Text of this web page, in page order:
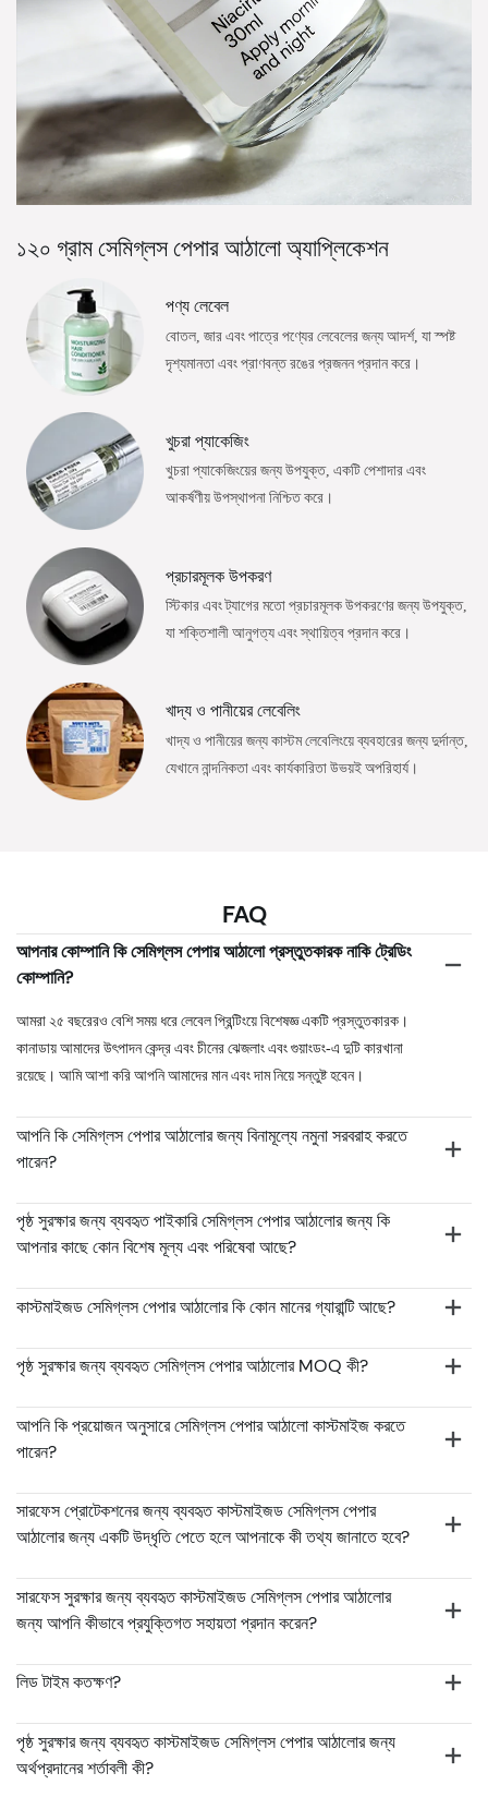
১২০ গ্রাম সেমিগ্লস পেপার আঠালো অ্যাপ্লিকেশন
পণ্য লেবেল
বোতল, জার এবং পাত্রে পণ্যের লেবেলের জন্য আদর্শ, যা স্পষ্ট
দৃশ্যমানতা এবং প্রাণবন্ত রঙের প্রজনন প্রদান করে।
খুচরা প্যাকেজিং
খুচরা প্যাকেজিংয়ের জন্য উপযুক্ত, একটি পেশাদার এবং
আকর্ষণীয় উপস্থাপনা নিশ্চিত করে।
প্রচারমূলক উপকরণ
স্টিকার এবং ট্যাগের মতো প্রচারমূলক উপকরণের জন্য উপযুক্ত,
যা শক্তিশালী আনুগত্য এবং স্থায়িত্ব প্রদান করে।
খাদ্য ও পানীয়ের লেবেলিং
খাদ্য ও পানীয়ের জন্য কাস্টম লেবেলিংয়ে ব্যবহারের জন্য দুর্দান্ত,
যেখানে নান্দনিকতা এবং কার্যকারিতা উভয়ই অপরিহার্য।
FAQ
আপনার কোম্পানি কি সেমিগ্লস পেপার আঠালো প্রস্তুতকারক নাকি ট্রেডিং
কোম্পানি?
আমরা ২৫ বছরেরও বেশি সময় ধরে লেবেল প্রিন্টিংয়ে বিশেষজ্ঞ একটি প্রস্তুতকারক।
কানাডায় আমাদের উৎপাদন কেন্দ্র এবং চীনের ঝেজলাং এবং গুয়াংডং-এ দুটি কারখানা
রয়েছে। আমি আশা করি আপনি আমাদের মান এবং দাম নিয়ে সন্তুষ্ট হবেন।
আপনি কি সেমিগ্লস পেপার আঠালোর জন্য বিনামূল্যে নমুনা সরবরাহ করতে
পারেন?
পৃষ্ঠ সুরক্ষার জন্য ব্যবহৃত পাইকারি সেমিগ্লস পেপার আঠালোর জন্য কি
আপনার কাছে কোন বিশেষ মূল্য এবং পরিষেবা আছে?
কাস্টমাইজড সেমিগ্লস পেপার আঠালোর কি কোন মানের গ্যারান্টি আছে?
পৃষ্ঠ সুরক্ষার জন্য ব্যবহৃত সেমিগ্লস পেপার আঠালোর MOQ কী?
আপনি কি প্রয়োজন অনুসারে সেমিগ্লস পেপার আঠালো কাস্টমাইজ করতে
পারেন?
সারফেস প্রোটেকশনের জন্য ব্যবহৃত কাস্টমাইজড সেমিগ্লস পেপার
আঠালোর জন্য একটি উদ্ধৃতি পেতে হলে আপনাকে কী তথ্য জানাতে হবে?
সারফেস সুরক্ষার জন্য ব্যবহৃত কাস্টমাইজড সেমিগ্লস পেপার আঠালোর
জন্য আপনি কীভাবে প্রযুক্তিগত সহায়তা প্রদান করেন?
লিড টাইম কতক্ষণ?
পৃষ্ঠ সুরক্ষার জন্য ব্যবহৃত কাস্টমাইজড সেমিগ্লস পেপার আঠালোর জন্য
অর্থপ্রদানের শর্তাবলী কী?